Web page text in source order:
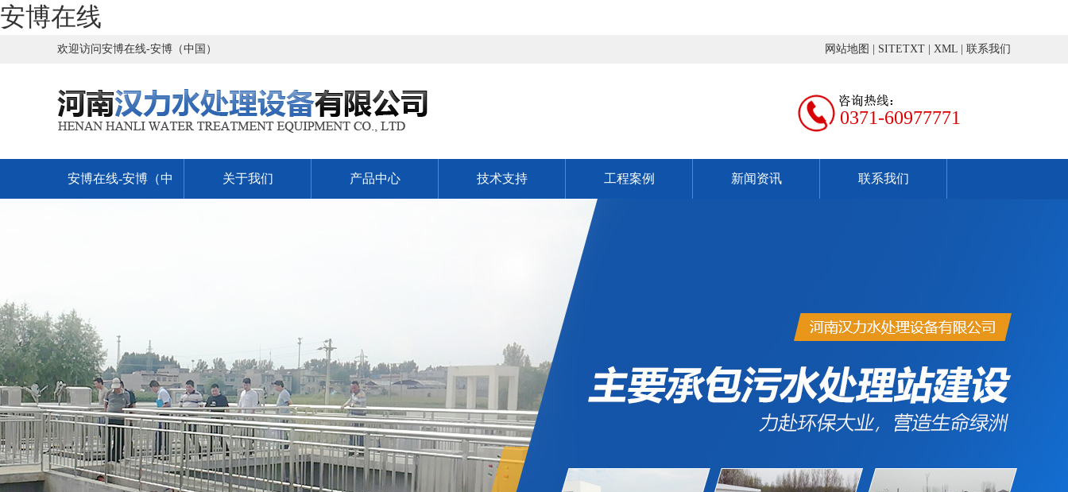
安博在线
欢迎访问安博在线-安博（中国） 网站地图 SITETXT XML 联系我们
0371-60977771
安博在线-安博（中 关于我们 产品中心 技术支持 工程案例 新闻资讯 联系我们